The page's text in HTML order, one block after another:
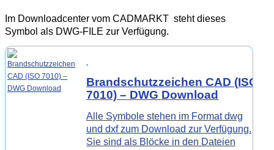
Im Downloadcenter vom CADMARKT steht dieses
Symbol als DWG-FILE zur Verfügung.
Brandschutzzeichen CAD (ISO
7010) – DWG Download
Alle Symbole stehen im Format dwg
und dxf zum Download zur Verfügung.
Sie sind als Blöcke in den Dateien